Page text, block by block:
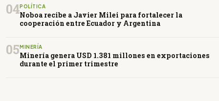
04POLÍTICA
Noboa recibe a Javier Milei para fortalecer la
cooperación entre Ecuador y Argentina
05 MINERÍA
Minería genera USD 1.381 millones en exportaciones
durante el primer trimestre